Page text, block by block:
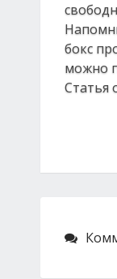
бокс
можно
Статья